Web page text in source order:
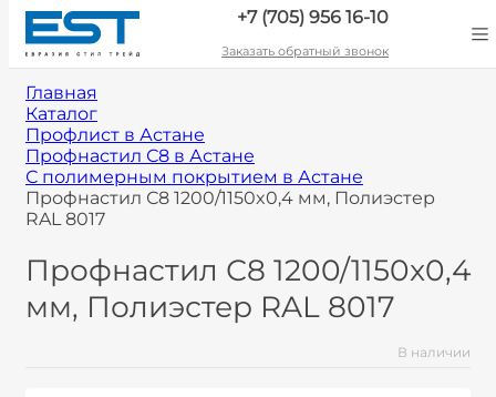
+7 (705) 956 16-10
Заказать обратный звонок
Главная
Каталог
Профлист в Астане
Профнастил С8 в Астане
С полимерным покрытием в Астане
Профнастил С8 1200/1150x0,4 мм, Полиэстер
RAL 8017
Профнастил С8 1200/1150x0,4
мм, Полиэстер RAL 8017
В наличии